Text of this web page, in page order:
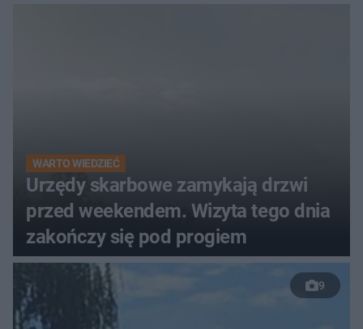
WARTO WIEDZIEĆ
Urzędy skarbowe zamykają drzwi
przed weekendem. Wizyta tego dnia
zakończy się pod progiem
9